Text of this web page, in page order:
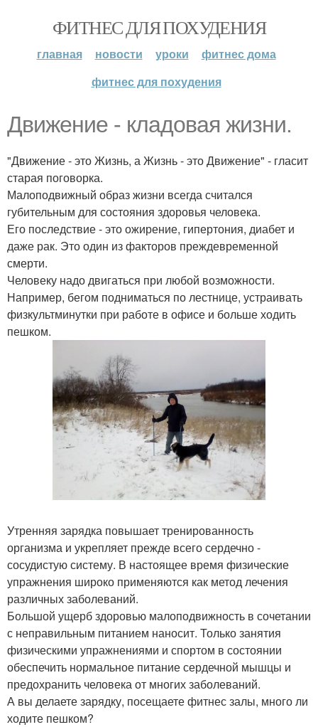
ФИТНЕС ДЛЯ ПОХУДЕНИЯ
главная новости уроки
фитнес дома
фитнес для похудения
Движение - кладовая жизни.
"Движение - это Жизнь, а Жизнь - это Движение" - гласит
старая поговорка.
Малоподвижный образ жизни всегда считался
губительным для состояния здоровья человека.
Его последствие - это ожирение, гипертония, диабет и
даже рак. Это один из факторов преждевременной
смерти.
Человеку надо двигаться при любой возможности.
Например, бегом подниматься по лестнице, устраивать
физкультминутки при работе в офисе и больше ходить
пешком.
Утренняя зарядка повышает тренированность
организма и укрепляет прежде всего сердечно -
сосудистую систему. В настоящее время физические
упражнения широко применяются как метод лечения
различных заболеваний.
Большой ущерб здоровью малоподвижность в сочетании
с неправильным питанием наносит. Только занятия
физическими упражнениями и спортом в состоянии
обеспечить нормальное питание сердечной мышцы и
предохранить человека от многих заболеваний.
А вы делаете зарядку, посещаете фитнес залы, много ли
ходите пешком?